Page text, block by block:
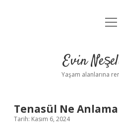
Yasal
Evin
Yaşam alanlarına
Tenasül Ne
Tarih: Kasım 6, 2024